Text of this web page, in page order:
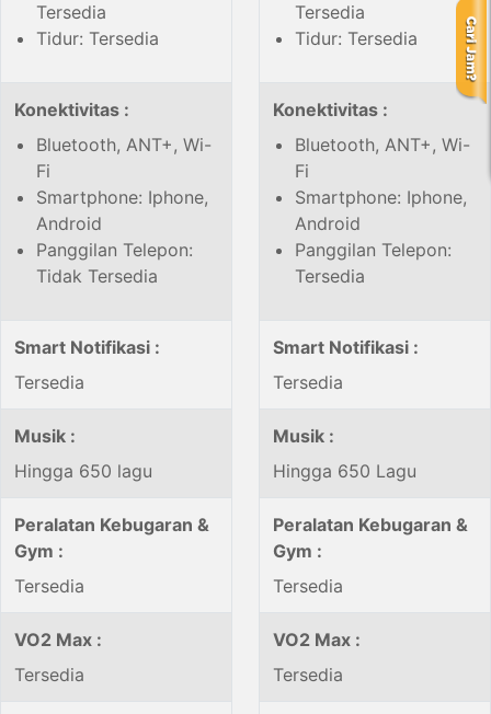
Tersedia
Tidur: Tersedia
Tersedia
Tidur: Tersedia
Konektivitas :
Bluetooth, ANT+, Wi-
Fi
Smartphone: Iphone,
Android
Panggilan Telepon:
Tidak Tersedia
Konektivitas :
Bluetooth, ANT+, Wi-
Fi
Smartphone: Iphone,
Android
Panggilan Telepon:
Tersedia
Smart Notifikasi :
Tersedia
Smart Notifikasi :
Tersedia
Musik :
Hingga 650 lagu
Musik :
Hingga 650 Lagu
Peralatan Kebugaran &
Gym :
Tersedia
Peralatan Kebugaran &
Gym :
Tersedia
VO2 Max :
Tersedia
VO2 Max :
Tersedia